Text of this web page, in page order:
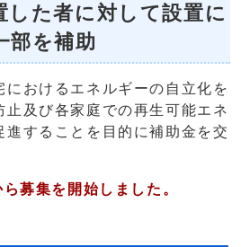
した者に対して設置に
部を補助
おけるエネルギーの自立化を
止及び各家庭での再生可能エネ
進することを目的に補助金を交
募集を開始しました。